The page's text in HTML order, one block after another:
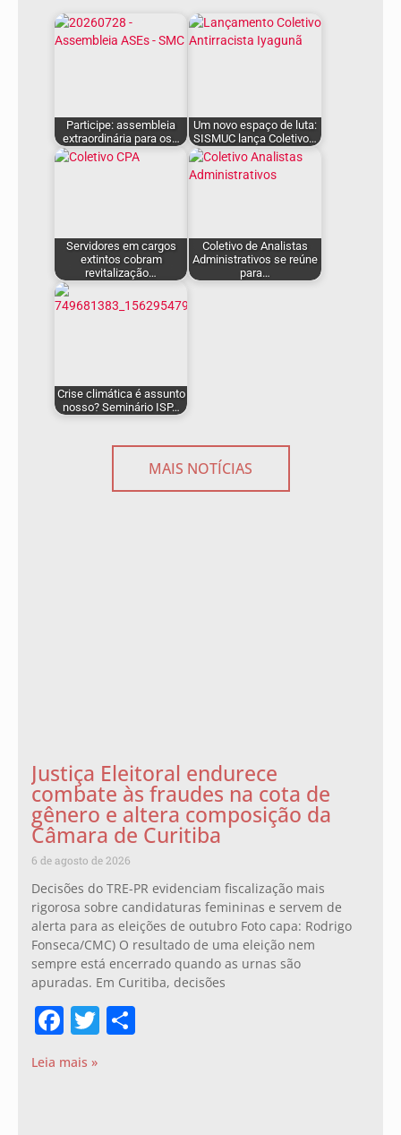
Participe: assembleia
extraordinária para os…
Um novo espaço de luta:
SISMUC lança Coletivo…
Servidores em cargos
extintos cobram
revitalização…
Coletivo de Analistas
Administrativos se reúne
para…
Crise climática é assunto
nosso? Seminário ISP…
MAIS NOTÍCIAS
Justiça Eleitoral endurece
combate às fraudes na cota de
gênero e altera composição da
Câmara de Curitiba
6 de agosto de 2026
Decisões do TRE-PR evidenciam fiscalização mais
rigorosa sobre candidaturas femininas e servem de
alerta para as eleições de outubro Foto capa: Rodrigo
Fonseca/CMC) O resultado de uma eleição nem
sempre está encerrado quando as urnas são
apuradas. Em Curitiba, decisões
Facebook
Twitter
Leia mais »